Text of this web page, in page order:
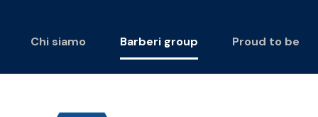
Chi siamo Barberi group Proud to be